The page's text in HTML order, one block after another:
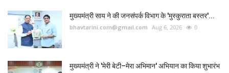
मुख्यमंत्री साय ने की जनसंपर्क विभाग के 'मुस्कुराता बस्तर'...
bhavtarini.com@gmail.com Aug 6, 2026 0
मुख्यमंत्री ने 'मेरी बेटी–मेरा अभिमान' अभियान का किया शुभारंभ